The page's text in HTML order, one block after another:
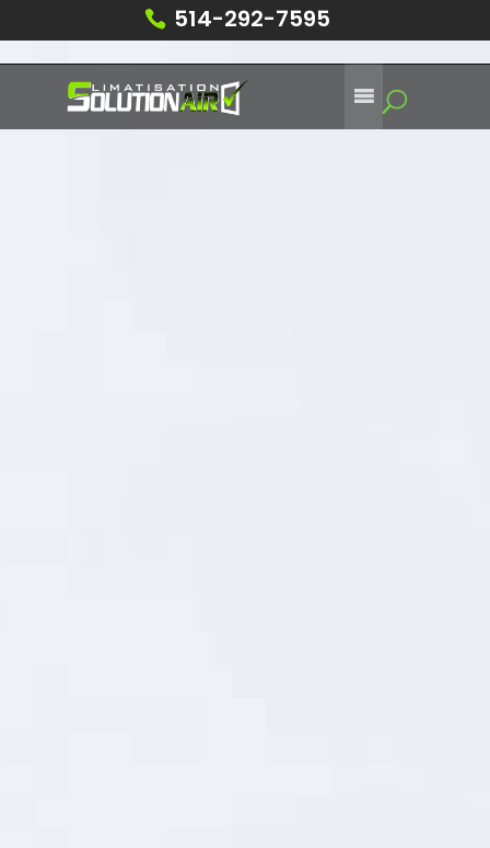
514-292-7595